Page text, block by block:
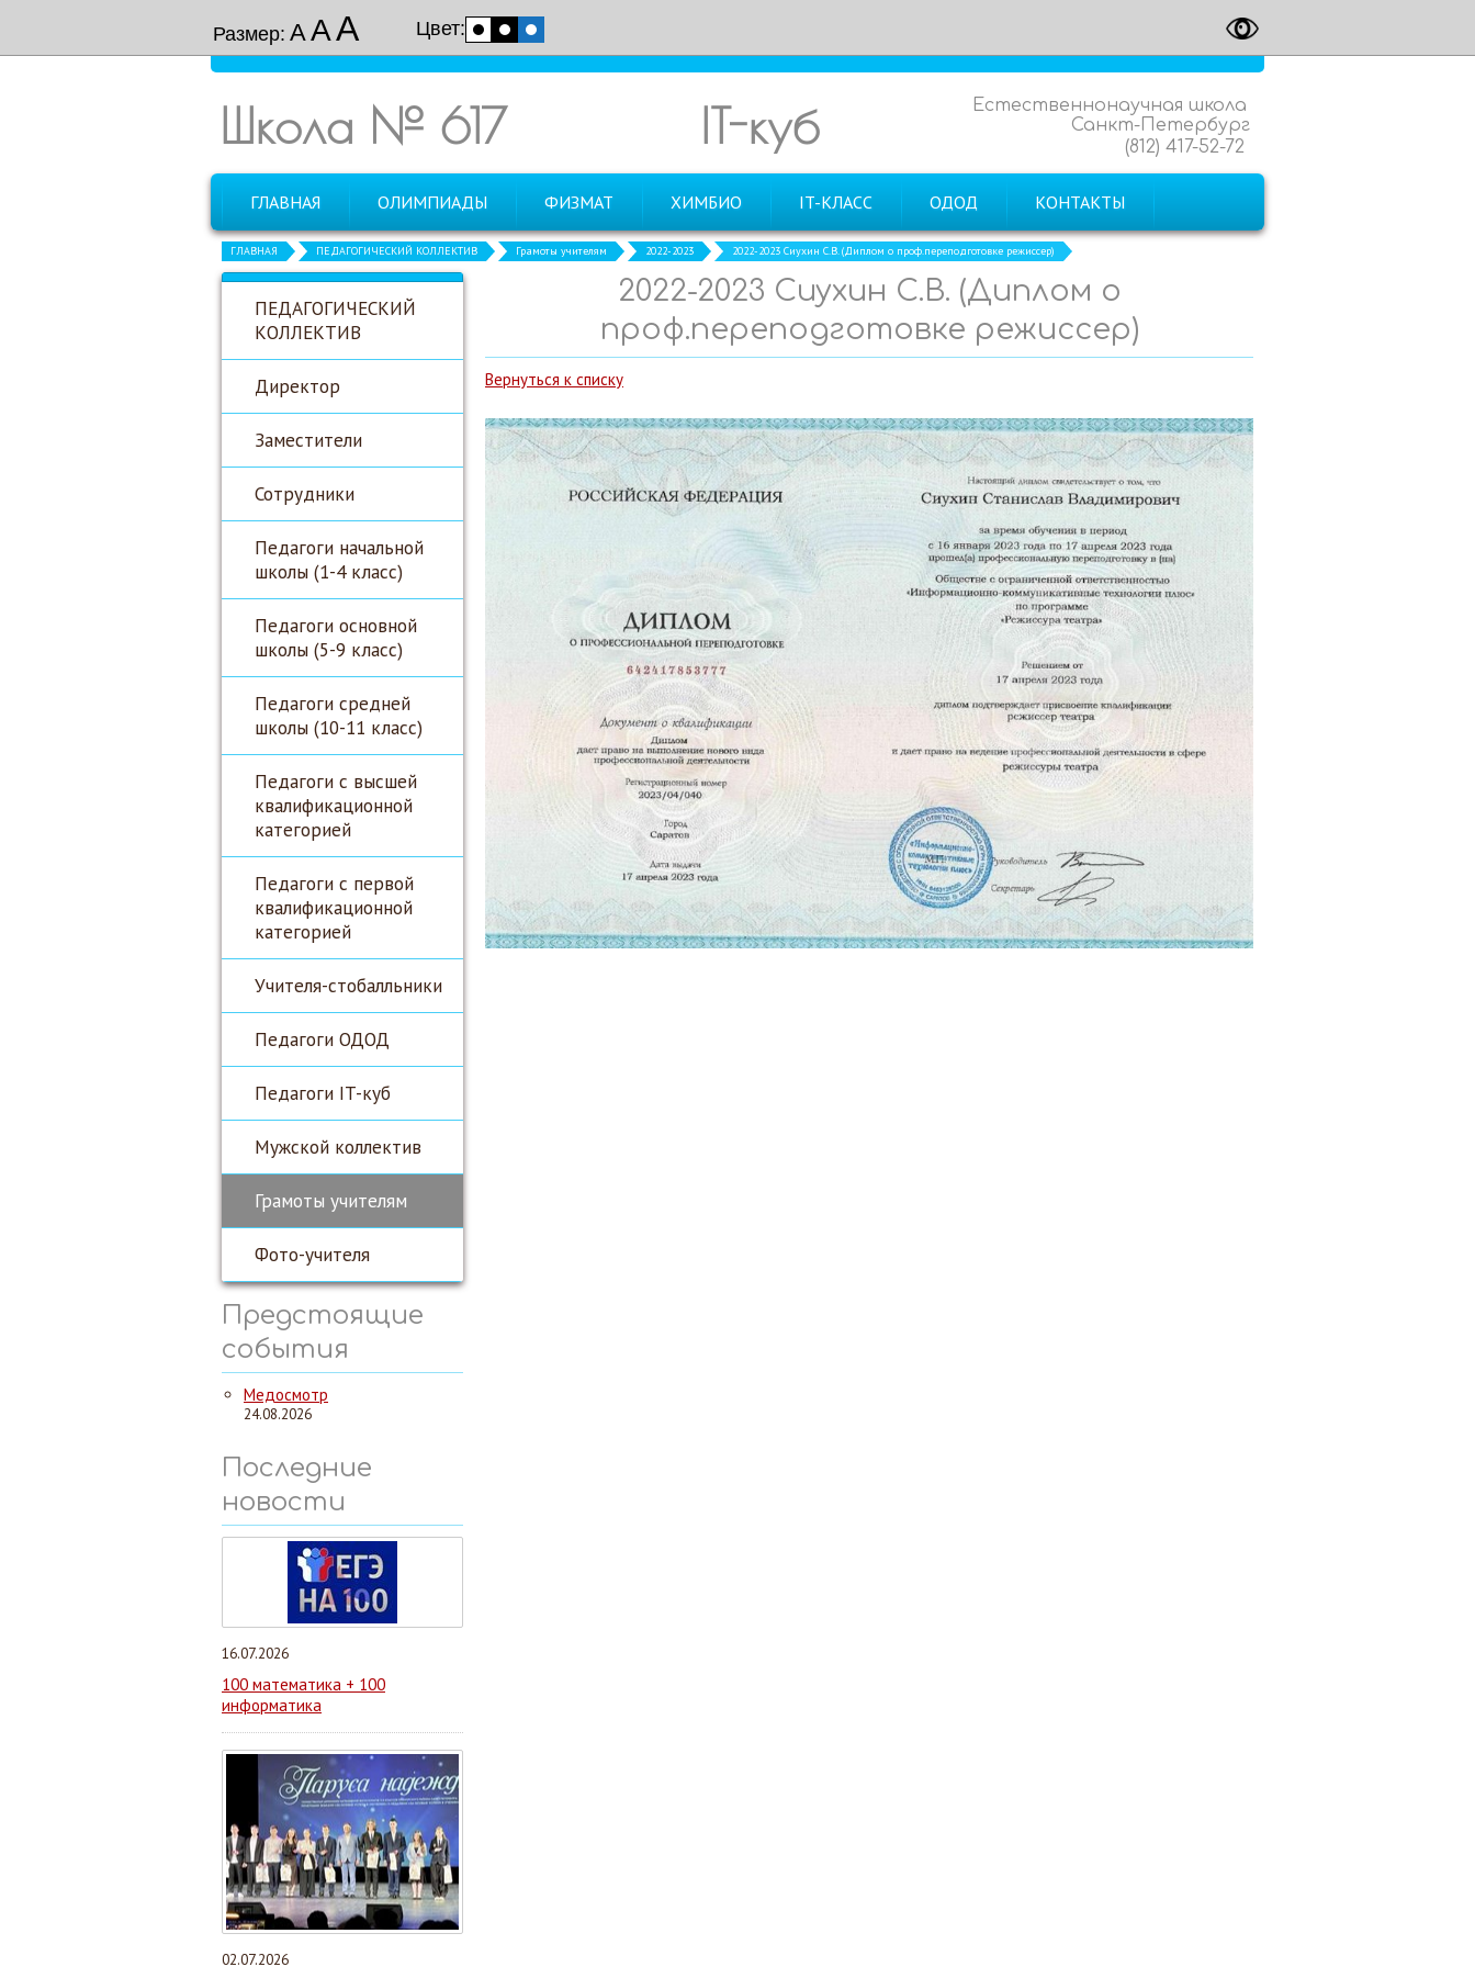
Размер: ААА Цвет:
Школа № 617
Естественнонаучная школа
Санкт-Петербург
(812) 417-52-72
IT-куб
ГЛАВНАЯ ОЛИМПИАДЫ ФИЗМАТ ХИМБИО IT-КЛАСС ОДОД КОНТАКТЫ
ГЛАВНАЯ ПЕДАГОГИЧЕСКИЙ КОЛЛЕКТИВ Грамоты учителям 2022-2023 2022-2023 Сиухин С.В. (Диплом о проф.переподготовке режиссер)
ПЕДАГОГИЧЕСКИЙ
КОЛЛЕКТИВ
Директор
Заместители
Сотрудники
Педагоги начальной
школы (1-4 класс)
Педагоги основной
школы (5-9 класс)
Педагоги средней
школы (10-11 класс)
Педагоги с высшей
квалификационной
категорией
Педагоги с первой
квалификационной
категорией
Учителя-стобалльники
Педагоги ОДОД
Педагоги IT-куб
Мужской коллектив
Грамоты учителям
Фото-учителя
Предстоящие
события
Медосмотр
24.08.2026
Последние
новости
16.07.2026
100 математика + 100
информатика
02.07.2026
2022-2023 Сиухин С.В. (Диплом о
проф.переподготовке режиссер)
Вернуться к списку